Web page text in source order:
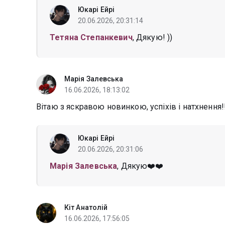
Юкарі Ейрі
20.06.2026, 20:31:14
Тетяна Степанкевич, Дякую! ))
Марія Залевська
16.06.2026, 18:13:02
Вітаю з яскравою новинкою, успіхів і
Юкарі Ейрі
20.06.2026, 20:31:06
Марія Залевська, Дякую❤️❤️
Кіт Анатолій
16.06.2026, 17:56:05